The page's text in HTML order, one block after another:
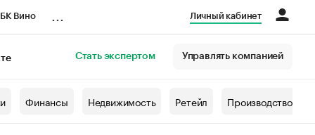
Вино Личный кабинет
Стать экспертом Управлять компанией
Финансы Недвижимость Ретейл Производство